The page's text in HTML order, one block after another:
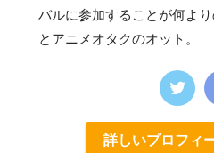
バルに参加することが何よ
とアニメオタクのオット。
詳しいプロフィ